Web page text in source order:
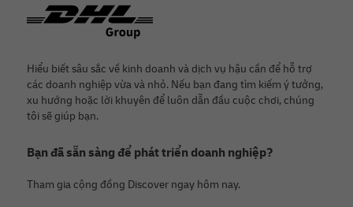
Hiểu biết sâu sắc về kinh doanh và dịch vụ hậu cần để hỗ trợ
các doanh nghiệp vừa và nhỏ. Nếu bạn đang tìm kiếm ý tưởng,
xu hướng hoặc lời khuyên để luôn dẫn đầu cuộc chơi, chúng
tôi sẽ giúp bạn.
Bạn đã sẵn sàng để phát triển doanh nghiệp?
Tham gia cộng đồng Discover ngay hôm nay.